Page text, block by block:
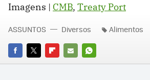
Imagens | CMB, Treaty Port
FACEBOOK
TWITTERFLIPBOARD
E-
WHATSAPP
ASSUNTOS Diversos Alimentos